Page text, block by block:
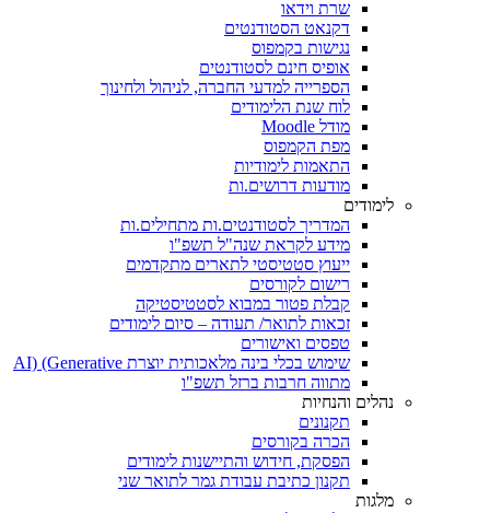
שרת וידאו
דקנאט הסטודנטים
נגישות בקמפוס
אופיס חינם לסטודנטים
הספרייה למדעי החברה, לניהול ולחינוך
לוח שנת הלימודים
מודל Moodle
מפת הקמפוס
התאמות לימודיות
מודעות דרושים.ות
לימודים
המדריך לסטודנטים.ות מתחילים.ות
מידע לקראת שנה"ל תשפ"ו
ייעוץ סטטיסטי לתארים מתקדמים
רישום לקורסים
קבלת פטור במבוא לסטטיסטיקה
זכאות לתואר/ תעודה – סיום לימודים
טפסים ואישורים
שימוש בכלי בינה מלאכותית יוצרת AI) (Generative
מתווה חרבות ברזל תשפ"ו
נהלים והנחיות
תקנונים
הכרה בקורסים
הפסקת, חידוש והתיישנות לימודים
תקנון כתיבת עבודת גמר לתואר שני
מלגות